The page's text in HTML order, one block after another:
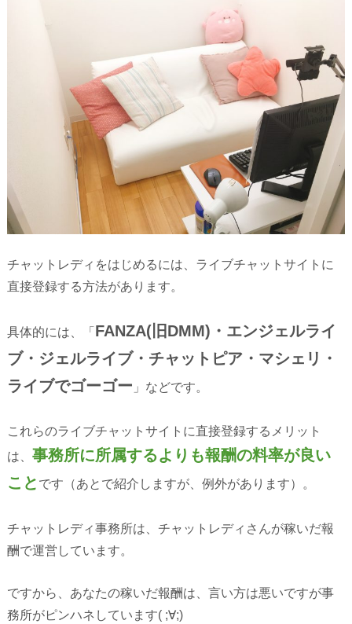
チャットレディをはじめるには、ライブチャットサイトに
直接登録する方法があります。
具体的には、「FANZA(旧DMM)・エンジェルライ
ブ・ジェルライブ・チャットピア・マシェリ・
ライブでゴーゴー 」などです。
これらのライブチャットサイトに直接登録するメリット
は、 事務所に所属するよりも報酬の料率が良い
こと です（あとで紹介しますが、例外があります）。
チャットレディ事務所は、チャットレディさんが稼いだ報
酬で運営しています。
ですから、あなたの稼いだ報酬は、言い方は悪いですが事
務所がピンハネしています( ;∀;)